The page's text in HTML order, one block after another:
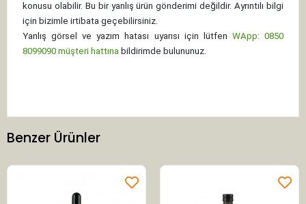
konusu olabilir. Bu bir yanlış ürün gönderimi değildir. Ayrıntılı bilgi
için bizimle irtibata geçebilirsiniz.
Yanlış görsel ve yazım hatası uyarısı için lütfen WApp: 0850
8099090 müşteri hattına bildirimde bulununuz.
Benzer Ürünler